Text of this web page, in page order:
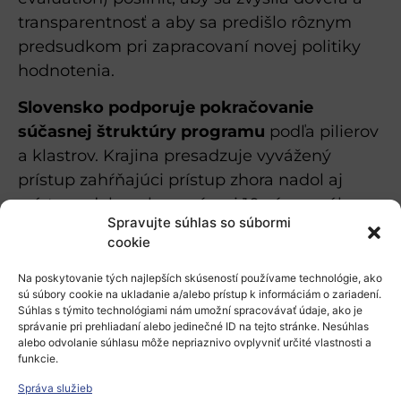
Spravujte súhlas so súbormi
cookie
Na poskytovanie tých najlepších skúseností používame technológie, ako
sú súbory cookie na ukladanie a/alebo prístup k informáciám o zariadení.
Súhlas s týmito technológiami nám umožní spracovávať údaje, ako je
správanie pri prehliadaní alebo jedinečné ID na tejto stránke. Nesúhlas
alebo odvolanie súhlasu môže nepriaznivo ovplyvniť určité vlastnosti a
funkcie.
Správa služieb
transparentnosť a aby sa predišlo rôznym
predsudkom pri zapracovaní novej politiky
hodnotenia.
Slovensko podporuje pokračovanie
súčasnej štruktúry programu podľa pilierov
a klastrov. Krajina presadzuje vyvážený
prístup zahŕňajúci prístup zhora nadol aj
prístup zdola nahor v rámci 10. rámcového
programu so zameraním na akademickú a
priemyselnú spoluprácu a zabezpečenie
toho, aby program zostal v súlade
sEurópskym výskumným
priestorom(ERA).
Dokument vyzýva na zjednodušenie
komplexnej štruktúry RP, na zlepšenie